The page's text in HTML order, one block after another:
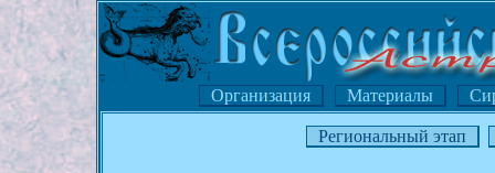
Организация Материалы
Региональный этап